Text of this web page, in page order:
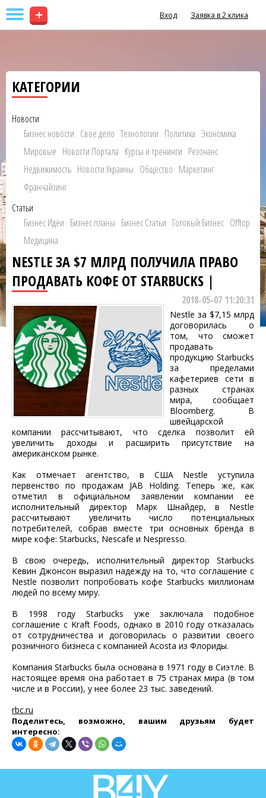
+ Вход Заявка в 2 клика
КАТЕГОРИИ
Новости
Бизнес новости Свое дело Технологии Политика Экономика
Мировые Новости Портала Курсы и тренинги Резонанс
Недвижимость Новости Украины Общество Маркетинг
Франчайзинг
Статьи
Бизнес Идеи Бизнес планы Бизнес Статьи Готовый Бизнес Offtop
Медицина
NESTLE ЗА $7 МЛРД ПОЛУЧИЛА ПРАВО
ПРОДАВАТЬ КОФЕ ОТ STARBUCKS |
2018-05-07 11:20:31
Nestle за $7,15 млрд
договорилась о
том, что сможет
продавать
продукцию Starbucks
за пределами
кафетериев сети в
разных странах
мира, сообщает
Bloomberg. В
швейцарской
компании рассчитывают, что сделка позволит ей
увеличить доходы и расширить присутствие на
американском рынке.
Как отмечает агентство, в США Nestle уступила
первенство по продажам JAB Holding. Теперь же, как
отметил в официальном заявлении компании ее
исполнительный директор Марк Шнайдер, в Nestle
рассчитывают увеличить число потенциальных
потребителей, собрав вместе три основных бренда в
мире кофе: Starbucks, Nescafe и Nespresso.
В свою очередь, исполнительный директор Starbucks
Кевин Джонсон выразил надежду на то, что соглашение с
Nestle позволит попробовать кофе Starbucks миллионам
людей по всему миру.
В 1998 году Starbucks уже заключала подобное
соглашение с Kraft Foods, однако в 2010 году отказалась
от сотрудничества и договорилась о развитии своего
розничного бизнеса с компанией Acosta из Флориды.
Компания Starbucks была основана в 1971 году в Сиэтле. В
настоящее время она работает в 75 странах мира (в том
числе и в России), у нее более 23 тыс. заведений.
rbc.ru
Поделитесь, возможно, вашим друзьям будет
интересно: